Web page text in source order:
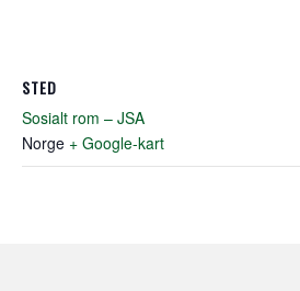
STED
Sosialt rom – JSA
Norge + Google-kart